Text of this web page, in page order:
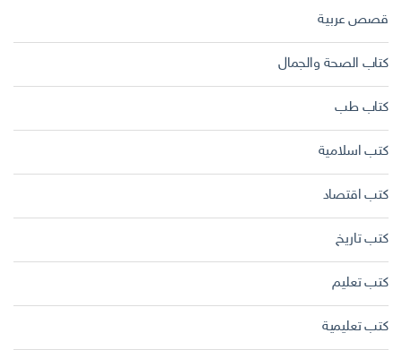
قصص عربية
كتاب الصحة والجمال
كتاب طب
كتب اسلامية
كتب اقتصاد
كتب تاريخ
كتب تعليم
كتب تعليمية